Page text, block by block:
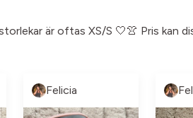
är oftas XS/S 🤍👚 Pris
Felicia